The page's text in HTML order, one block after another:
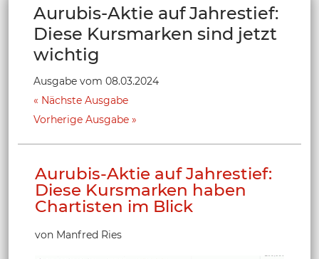
Aurubis-Aktie auf Jahrestief:
Diese Kursmarken sind jetzt
wichtig
Ausgabe vom 08.03.2024
Nächste Ausgabe
Vorherige Ausgabe
Aurubis-Aktie auf Jahrestief:
Diese Kursmarken haben
Chartisten im Blick
von Manfred Ries